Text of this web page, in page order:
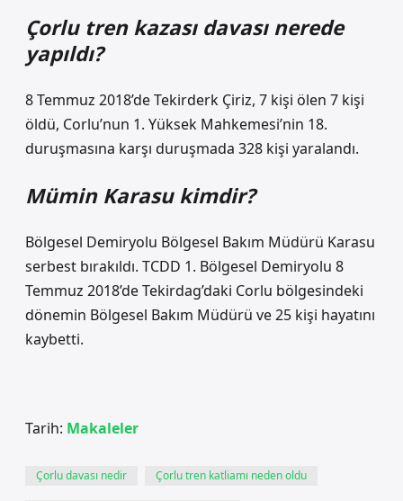
Çorlu tren kazası davası nerede
yapıldı?
8 Temmuz 2018’de Tekirderk Çiriz, 7 kişi ölen 7 kişi
öldü, Corlu’nun 1. Yüksek Mahkemesi’nin 18.
duruşmasına karşı duruşmada 328 kişi yaralandı.
Mümin Karasu kimdir?
Bölgesel Demiryolu Bölgesel Bakım Müdürü Karasu
serbest bırakıldı. TCDD 1. Bölgesel Demiryolu 8
Temmuz 2018’de Tekirdag’daki Corlu bölgesindeki
dönemin Bölgesel Bakım Müdürü ve 25 kişi hayatını
kaybetti.
Tarih: Makaleler
Çorlu davası nedir Çorlu tren katliamı neden oldu